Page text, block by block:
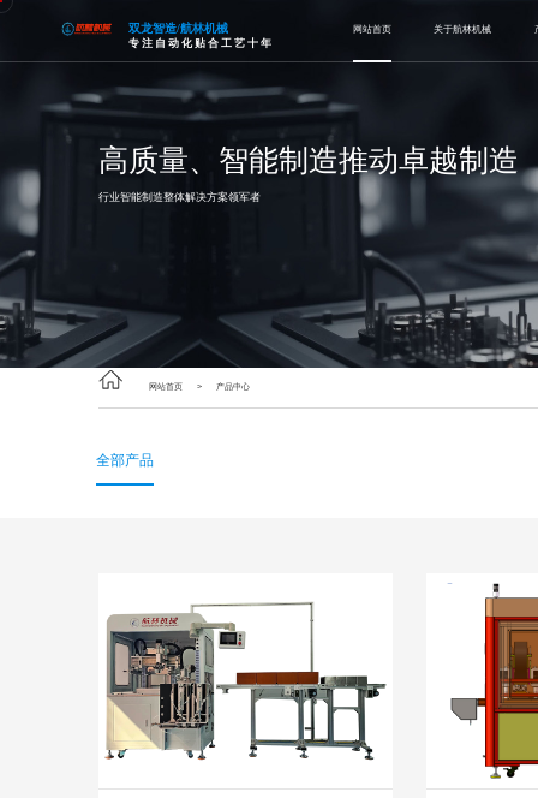
双龙智造/航林机械
专注自动化贴合工艺十年
网站首页 关于航林机械
高质量、智能制造推动卓越制造
行业智能制造整体解决方案领军者
网站首页 > 产品中心
全部产品